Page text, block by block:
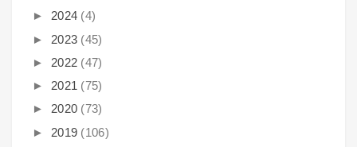
► 2024 (4)
► 2023 (45)
► 2022 (47)
► 2021 (75)
► 2020 (73)
► 2019 (106)